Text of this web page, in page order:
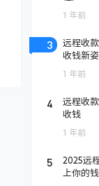
1 年前
3
远程收
收钱新
1 年前
4
远程收
收钱
1 年前
5
2025远
上你的钱